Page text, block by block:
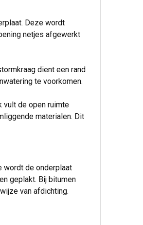
Deze wordt
netjes afgewerkt
dient een rand
te voorkomen.
vult de open ruimte
materialen. Dit
wordt de onderplaat
geplakt. Bij bitumen
van afdichting.